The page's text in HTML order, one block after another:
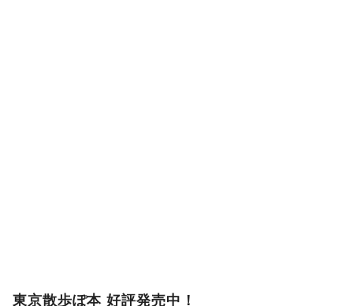
東京散歩ぽ本 好評発売中！